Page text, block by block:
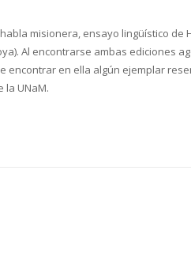
misionera, ensayo lingüístico de
Al encontrarse ambas ediciones
encontrar en ella algún ejemplar
la UNaM.